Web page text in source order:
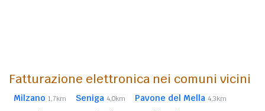
Fatturazione elettronica nei comuni vicini
Milzano 1,7km Seniga 4,0km Pavone del Mella 4,3km